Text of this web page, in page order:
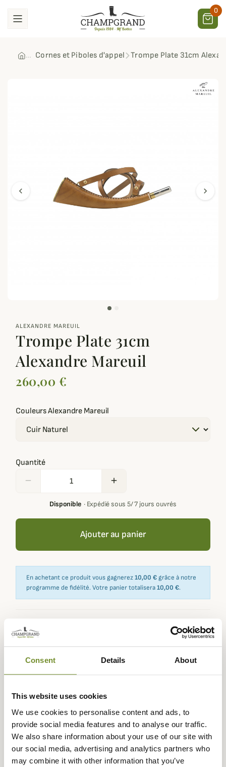
Consent Details About
This website uses cookies
We use cookies to personalise content and ads, to
provide social media features and to analyse our traffic.
We also share information about your use of our site with
our social media, advertising and analytics partners who
may combine it with other information that you’ve
0
Cornes et Piboles d'appel Trompe Plate 31cm
chevron_left
zoom_out_map
chevron_right
ALEXANDRE MAREUIL
Trompe Plate 31cm
Alexandre Mareuil
260,00 €
Couleurs Alexandre Mareuil
Quantité
remove add
Disponible· Expédié sous 5/ 7 jours ouvrés
Ajouter au panier
En achetant ce produit vous gagnerez10,00 € grâce à notre
programme de fidélité. Votre panier totalisera10,00 €.
Expédié dans
Paiement en
euros
Description
Alexandre Mareuil vous propose cette trompe plate
MADE IN FRANCE.